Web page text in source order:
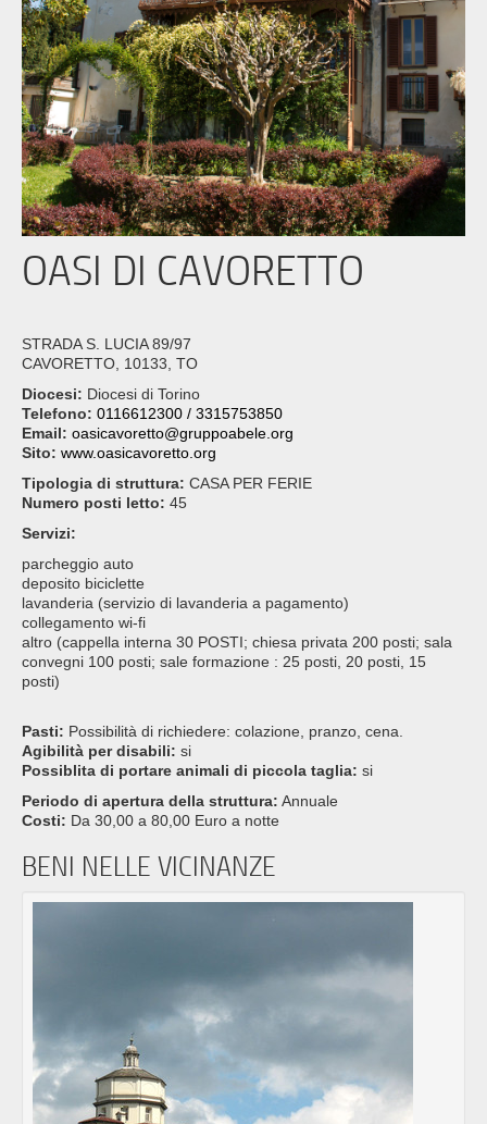
OASI DI CAVORETTO
STRADA S. LUCIA 89/97
CAVORETTO, 10133, TO
Diocesi: Diocesi di Torino
Telefono: 0116612300 / 3315753850
Email: oasicavoretto@gruppoabele.org
Sito: www.oasicavoretto.org
Tipologia di struttura: CASA PER FERIE
Numero posti letto: 45
Servizi:
parcheggio auto
deposito biciclette
lavanderia (servizio di lavanderia a pagamento)
collegamento wi-fi
altro (cappella interna 30 POSTI; chiesa privata 200 posti; sala
convegni 100 posti; sale formazione : 25 posti, 20 posti, 15
posti)
Pasti: Possibilità di richiedere: colazione, pranzo, cena.
Agibilità per disabili: si
Possiblita di portare animali di piccola taglia: si
Periodo di apertura della struttura: Annuale
Costi: Da 30,00 a 80,00 Euro a notte
BENI NELLE VICINANZE